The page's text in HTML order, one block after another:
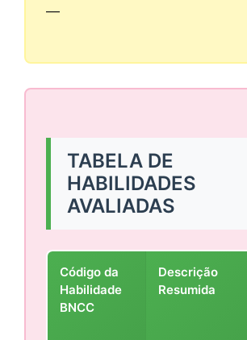
—
TABELA DE
HABILIDADES
AVALIADAS
Código da
Habilidade
BNCC
Descrição
Resumida